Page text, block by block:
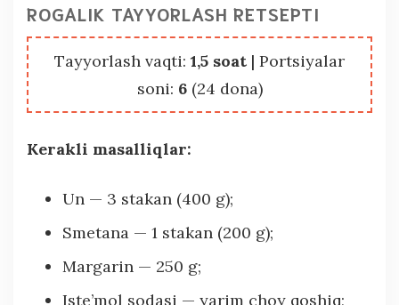
ROGALIK TAYYORLASH RETSEPTI
Tayyorlash vaqti: 1,5 soat | Portsiyalar
soni: 6 (24 dona)
Kerakli masalliqlar:
Un — 3 stakan (400 g);
Smetana — 1 stakan (200 g);
Margarin — 250 g;
Iste’mol sodasi — yarim choy qoshiq;